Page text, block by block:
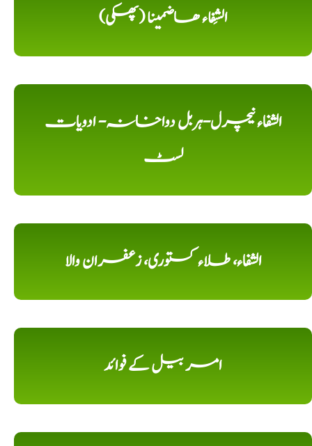
الشِفاء ھاضمینا (پھکی)
الشفاء نیچرل-ہربل دواخانہ- ادویات
لسٹ
الشفاء، طلاء کستوری، زعفران والا
امر بیل کے فوائد